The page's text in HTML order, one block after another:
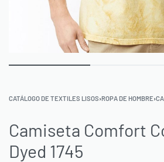
CATÁLOGO DE TEXTILES LISOS›ROPA DE HOMBRE›
Camiseta Comfort
Dyed 1745